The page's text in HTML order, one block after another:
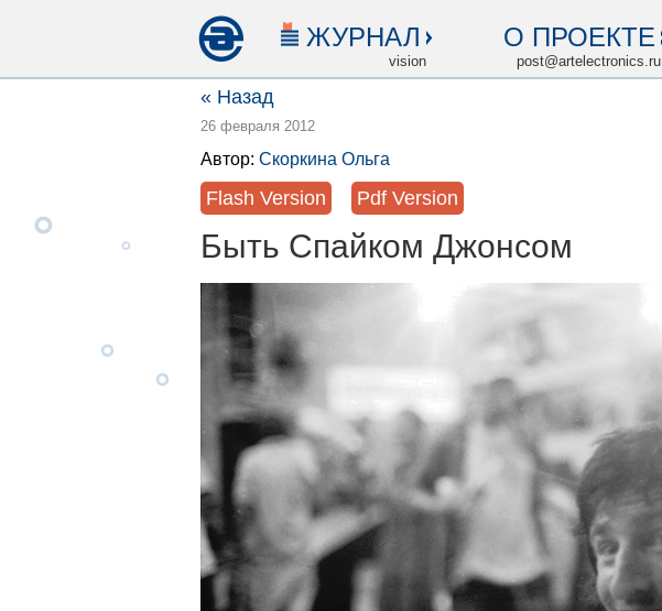
ЖУРНАЛ
vision
О ПРОЕКТЕ
post@artelectronics.ru
« Назад
26 февраля 2012
Автор: Скоркина Ольга
Flash Version Pdf Version
Быть Спайком Джонсом